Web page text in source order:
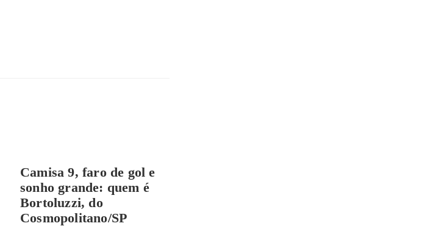
Camisa 9, faro de gol e
sonho grande: quem é
Bortoluzzi, do
Cosmopolitano/SP